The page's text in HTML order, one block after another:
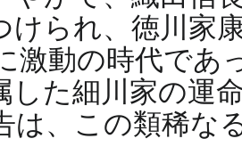
られ、徳川家
激動の時代であ
た細川家の運
、この類稀な